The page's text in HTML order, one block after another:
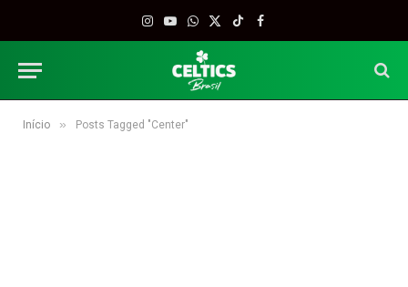
Instagram
YouTube
WhatsApp
X
TikTokFacebook
Início » Posts Tagged "Center"